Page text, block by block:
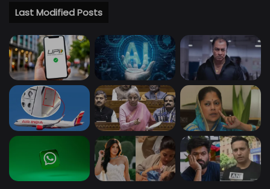
Last Modified Posts